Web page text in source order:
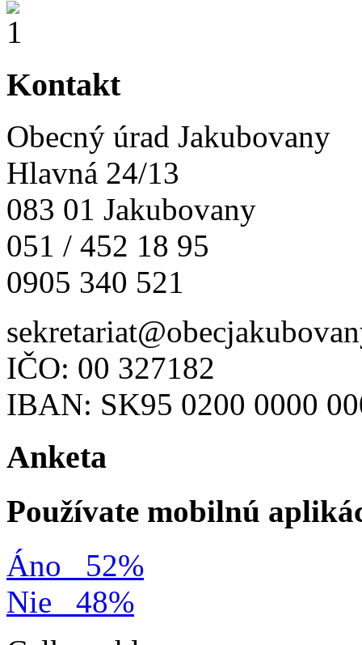
Kontakt
Obecný úrad Jakubovany
Hlavná 24/13
083 01 Jakubovany
051 / 452 18 95
0905 340 521
IČO: 00 327182
IBAN: SK95 0200 0000
Anketa
Používate mobilnú
Áno
52%
Nie
48%